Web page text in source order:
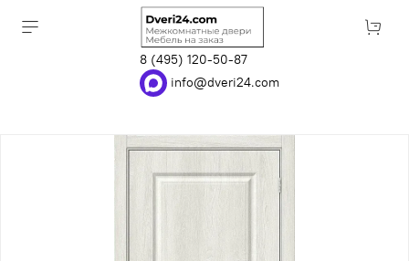
8 (495) 120-50-87
info@dveri24.com